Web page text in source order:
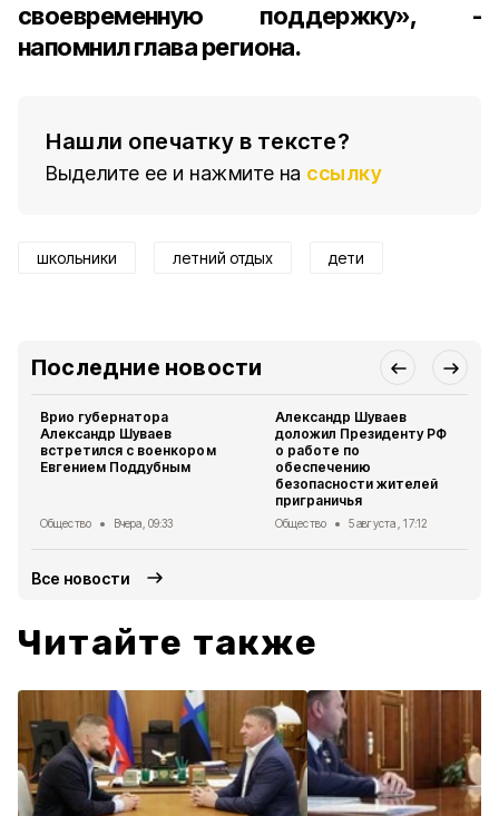
своевременную поддержку», -
напомнил глава региона.
Нашли опечатку в тексте?
Выделите ее и нажмите на ссылку
школьники летний отдых дети
Последние новости
Врио губернатора
Александр Шуваев
встретился с военкором
Евгением Поддубным
Общество Вчера, 09:33
Александр Шуваев
доложил Президенту РФ
о работе по
обеспечению
безопасности жителей
приграничья
Общество 5 августа , 17:12
Все новости
Читайте также